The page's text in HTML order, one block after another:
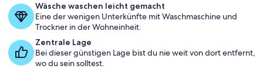
Wohnbereich
Wäsche waschen leicht gemacht
Eine der wenigen Unterkünfte mit Waschmaschine und
Trockner in der Wohneinheit.
Zentrale Lage
Bei dieser günstigen Lage bist du nie weit von dort entfernt,
wo du sein solltest.